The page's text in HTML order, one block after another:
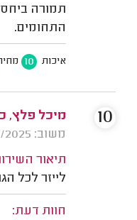
תמורה
התחומים.
איכות 10
מיכל פלץ,
משוב: 16/09/2025
תיאור
לייזר לכל
חוות דעת:
10